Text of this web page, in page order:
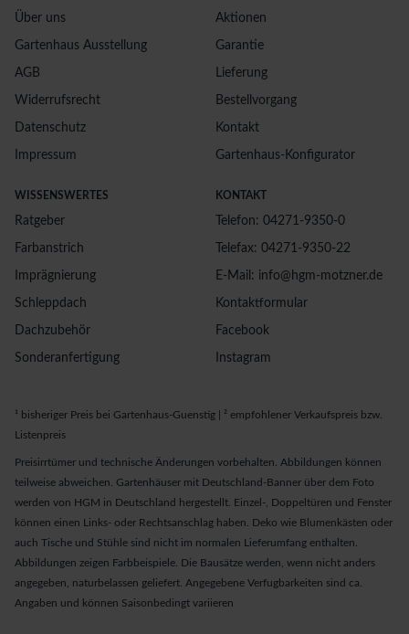
Über uns
Gartenhaus Ausstellung
AGB
Widerrufsrecht
Datenschutz
Impressum
Aktionen
Garantie
Lieferung
Bestellvorgang
Kontakt
Gartenhaus-Konfigurator
WISSENSWERTES
Ratgeber
Farbanstrich
Imprägnierung
Schleppdach
Dachzubehör
Sonderanfertigung
KONTAKT
Telefon: 04271-9350-0
Telefax: 04271-9350-22
E-Mail: info@hgm-motzner.de
Kontaktformular
Facebook
Instagram
¹ bisheriger Preis bei Gartenhaus-Guenstig | ² empfohlener Verkaufspreis bzw.
Listenpreis
Preisirrtümer und technische Änderungen vorbehalten. Abbildungen können
teilweise abweichen. Gartenhäuser mit Deutschland-Banner über dem Foto
werden von HGM in Deutschland hergestellt. Einzel-, Doppeltüren und Fenster
können einen Links- oder Rechtsanschlag haben. Deko wie Blumenkästen oder
auch Tische und Stühle sind nicht im normalen Lieferumfang enthalten.
Abbildungen zeigen Farbbeispiele. Die Bausätze werden, wenn nicht anders
angegeben, naturbelassen geliefert. Angegebene Verfugbarkeiten sind ca.
Angaben und können Saisonbedingt variieren